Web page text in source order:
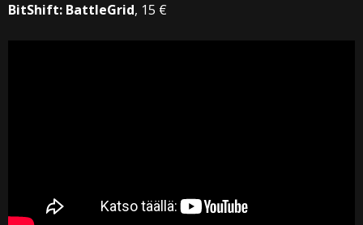
BitShift: BattleGrid, 15 €